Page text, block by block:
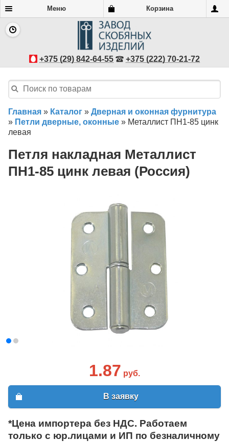
Меню Корзина
+375 (29) 842-64-55 +375 (222) 70-21-72
Главная » Каталог » Дверная и оконная фурнитура
» Петли дверные, оконные » Металлист ПН1-85 цинк
левая
Петля накладная Металлист
ПН1-85 цинк левая (Россия)
1.87 руб.
В заявку
*Цена импортера без НДС. Работаем
только с юр.лицами и ИП по безналичному